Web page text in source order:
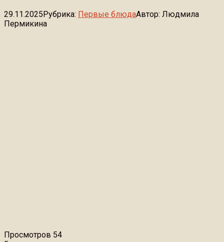
29.11.2025Рубрика: Первые блюдаАвтор: Людмила
Пермикина
Просмотров 54